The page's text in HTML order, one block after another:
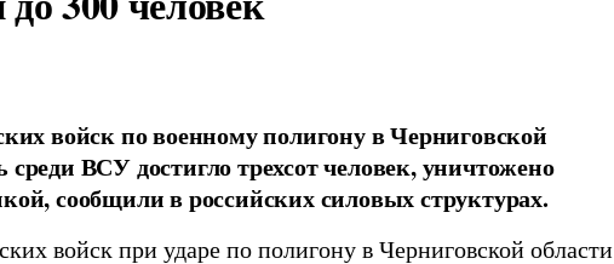
войск по военному полигону в Черниговской
среди ВСУ достигло трехсот человек, уничтожено
сообщили в российских силовых структурах.
войск при ударе по полигону в Черниговской области